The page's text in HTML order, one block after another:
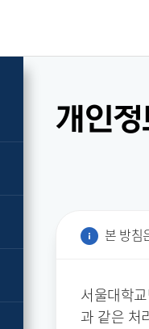
개인
본 방침
서울대학
과 같은 처